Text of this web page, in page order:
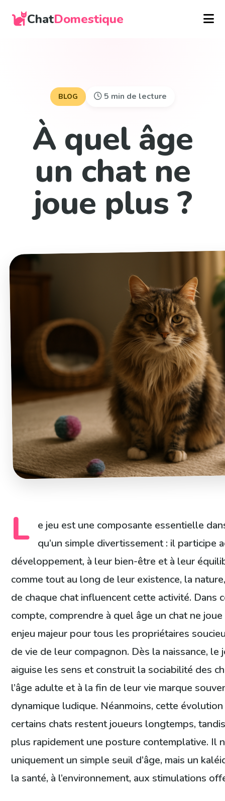
ChatDomestique
BLOG 5 min de lecture
À quel âge
un chat ne
joue plus ?
L
e jeu est une composante essentielle
qu’un simple divertissement : il participe
développement, à leur bien-être et à leur
comme tout au long de leur existence, la
de chaque chat influencent cette activité. Dans
compte, comprendre à quel âge un chat ne
enjeu majeur pour tous les propriétaires
de vie de leur compagnon. Dès la naissance,
aiguise les sens et construit la sociabilité des
l’âge adulte et à la fin de leur vie marque
dynamique ludique. Néanmoins, cette évolution
certains chats restent joueurs longtemps,
plus rapidement une posture contemplative. Il
uniquement un simple seuil d’âge, mais un
la santé, à l’environnement, aux stimulations